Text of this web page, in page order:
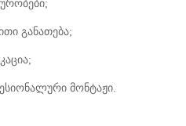
განათება;
მონტაჟი.